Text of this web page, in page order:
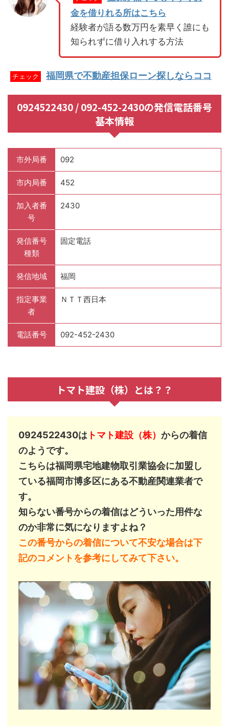
金を借りれる所はこちら
経験者が語る数万円を素早く誰にも
知られずに借り入れする方法
チェック 福岡県で不動産担保ローン探しならココ
0924522430 / 092-452-2430の発信電話番号
基本情報
市外局番 092
市内局番 452
加入者番
号
2430
発信番号
種類
固定電話
発信地域 福岡
指定事業
者
ＮＴＴ西日本
電話番号 092-452-2430
トマト建設（株）とは？？
0924522430は トマト建設（株） からの着信
のようです。
こちらは福岡県宅地建物取引業協会に加盟し
ている福岡市博多区にある不動産関連業者で
す。
知らない番号からの着信はどういった用件な
のか非常に気になりますよね？
この番号からの着信について不安な場合は下
記のコメントを参考にしてみて下さい。